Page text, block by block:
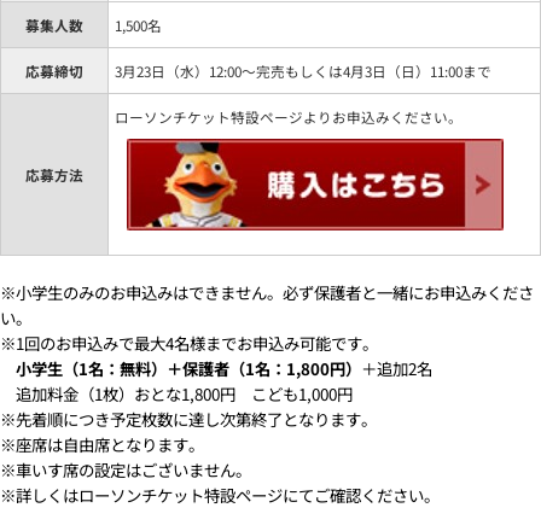
募集人数 1,500名
応募締切 3月23日（水）12:00～完売もしくは4月3日（日）11:00まで
応募方法
ローソンチケット特設ページよりお申込みください。
※小学生のみのお申込みはできません。必ず保護者と一緒にお申込みくださ
い。
※1回のお申込みで最大4名様までお申込み可能です。
小学生（1名：無料）＋保護者（1名：1,800円） ＋追加2名
追加料金（1枚）おとな1,800円 こども1,000円
※先着順につき予定枚数に達し次第終了となります。
※座席は自由席となります。
※車いす席の設定はございません。
※詳しくはローソンチケット特設ページにてご確認ください。